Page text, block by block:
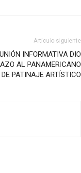
Artículo siguiente
INFORMATIVA DIO
AL PANAMERICANO
DE PATINAJE ARTÍSTICO